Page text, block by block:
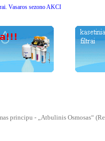
sezono AKCIJOS. Gerbiami
principu - „Atbulinis Osmosas“